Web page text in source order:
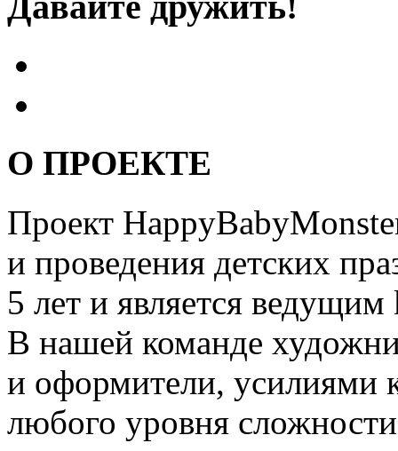
О ПРОЕКТЕ
Проект
и проведения детских
5 лет и является
В нашей команде
и оформители, усилиями
любого уровня